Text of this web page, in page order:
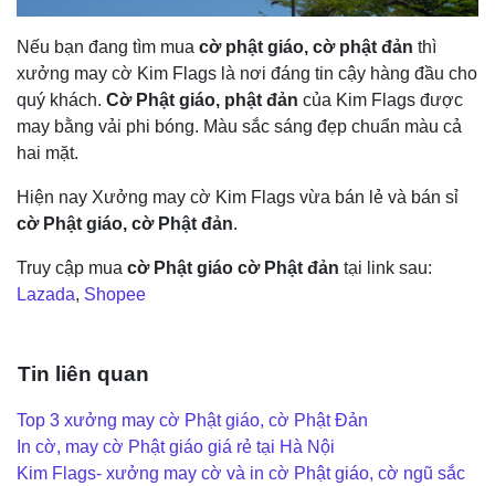
Nếu bạn đang tìm mua cờ phật giáo, cờ phật đản thì
xưởng may cờ Kim Flags là nơi đáng tin cậy hàng đầu cho
quý khách. Cờ Phật giáo, phật đản của Kim Flags được
may bằng vải phi bóng. Màu sắc sáng đẹp chuẩn màu cả
hai mặt.
Hiện nay Xưởng may cờ Kim Flags vừa bán lẻ và bán sỉ
cờ Phật giáo, cờ Phật đản.
Truy cập mua cờ Phật giáo cờ Phật đản tại link sau:
Lazada, Shopee
Tin liên quan
Top 3 xưởng may cờ Phật giáo, cờ Phật Đản
In cờ, may cờ Phật giáo giá rẻ tại Hà Nội
Kim Flags- xưởng may cờ và in cờ Phật giáo, cờ ngũ sắc